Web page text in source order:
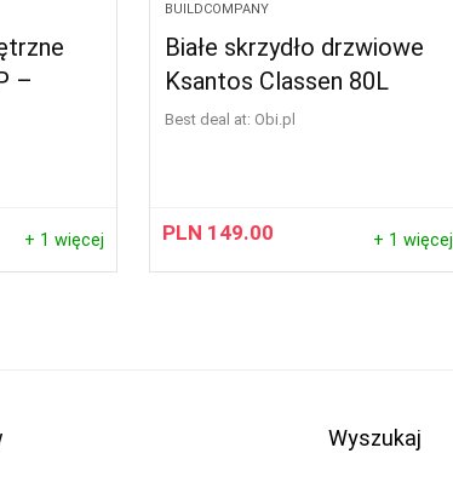
–
+ 1 więcej
BUILDCOMPANY
Białe skrzydło drzwiowe
Ksantos Classen 80L
Best deal at: obi.pl
PLN 149.00 + 1 więcej
Wyszukaj